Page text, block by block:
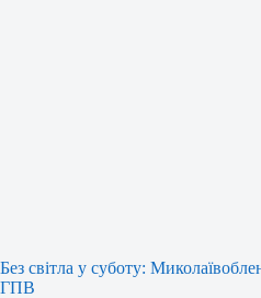
Без світла у суботу:
ГПВ